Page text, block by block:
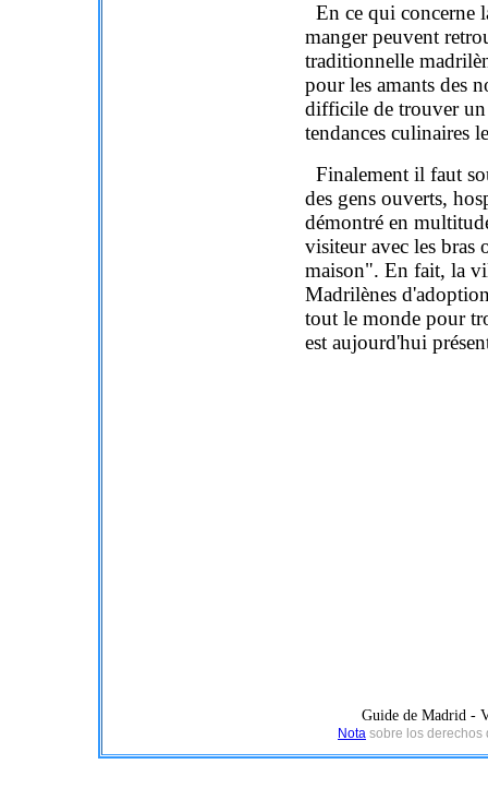
En ce qui concerne
manger peuvent
traditionnelle
pour les amants des
difficile de trouver un
tendances culinaires
Finalement il faut
des gens ouverts,
démontré en
visiteur avec les
maison". En fait, la
Madrilènes
tout le monde pour
est aujourd'hui
Guide de Madrid -
Nota sobre los derechos